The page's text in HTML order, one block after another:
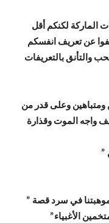
الماركة لكنكم أقل
عن تعريف انفسكم
والتأنق بالتعريفات
ومتباهين وعلى قدر من
واجه الموت وقذارة
”
في سرد قصة ”
الأغبياء”